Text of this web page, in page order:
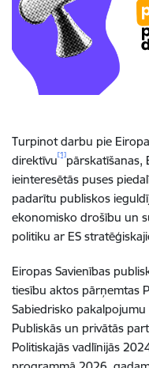
Turpinot darbu pie
direktīvu[1]pārskatīšanas,
ieinteresētās puses
padarītu publiskos
ekonomisko drošību un
politiku ar ES
Eiropas Savienības
tiesību aktos pārņemtas
Sabiedrisko
Publiskās un privātās
Politiskajās vadlīnijās